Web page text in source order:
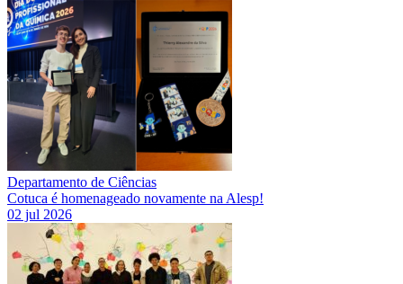
Departamento de Ciências
Cotuca é homenageado novamente na Alesp!
02 jul 2026